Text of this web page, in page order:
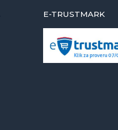
E-TRUSTMARK